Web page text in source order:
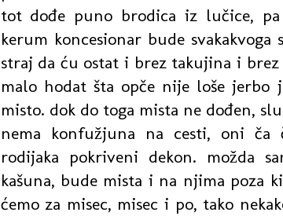
tot dođe puno brodica iz lučice,
kerum koncesionar bude
straj da ću ostat i brez takujina i brez
malo hodat šta opče nije loše
misto. dok do toga mista ne dođen,
nema konfužjuna na cesti, oni
rodijaka pokriveni dekon. možda
kašuna, bude mista i na njima poza
ćemo za misec, misec i po, tako